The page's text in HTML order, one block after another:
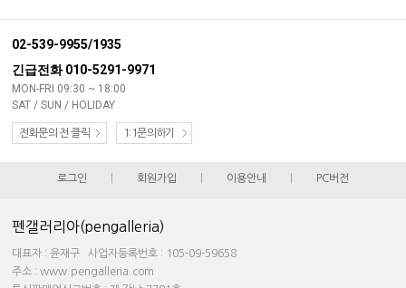
02-539-9955/1935
긴급전화 010-5291-9971
MON-FRI 09:30 ~ 18:00
SAT / SUN / HOLIDAY
전화문의 전 클릭 1:1문의하기
로그인 회원가입 이용안내 PC버전
펜갤러리아(pengalleria)
대표자 : 윤재구 사업자등록번호 : 105-09-59658
주소 : www.pengalleria.com